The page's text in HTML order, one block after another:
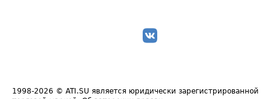
1998-2026 © ATI.SU является юридически зарегистрированной